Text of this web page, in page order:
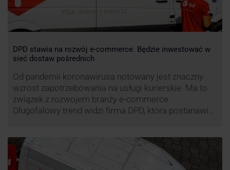
DPD stawia na rozwój e-commerce. Będzie inwestować w
sieć dostaw pośrednich
Od pandemii koronawirusa notowany jest znaczny
wzrost zapotrzebowania na usługi kurierskie. Ma to
związek z rozwojem branży e-commerce.
Długofalowy trend widzi firma DPD, która postanawia
usługi DPD Pickup. Firma już teraz chwali się danymi.